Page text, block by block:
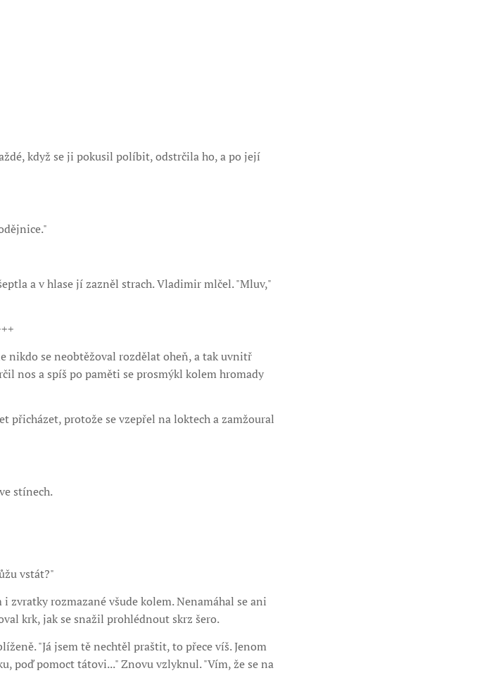
když se ji pokusil políbit, odstrčila ho, a po její
a v hlase jí zazněl strach. Vladimir mlčel. "Mluv,"
nikdo se neobtěžoval rozdělat oheň, a tak uvnitř
nos a spíš po paměti se prosmýkl kolem hromady
přicházet, protože se vzepřel na loktech a zamžoural
stínech.
vstát?"
rozmazané všude kolem. Nenamáhal se ani
krk, jak se snažil prohlédnout skrz šero.
"Já jsem tě nechtěl praštit, to přece víš. Jenom
poď pomoct tátovi..." Znovu vzlyknul. "Vím, že se na